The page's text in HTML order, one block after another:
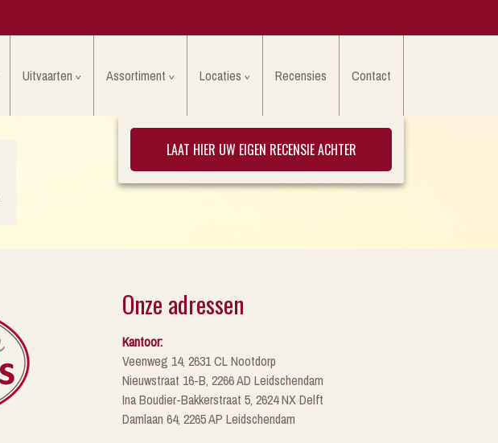
Uitvaarten Assortiment Locaties Recensies Contact
LAAT HIER UW EIGEN RECENSIE ACHTER
Onze adressen
Kantoor:
Veenweg 14, 2631 CL Nootdorp
Nieuwstraat 16-B, 2266 AD Leidschendam
Ina Boudier-Bakkerstraat 5, 2624 NX Delft
Damlaan 64, 2265 AP Leidschendam